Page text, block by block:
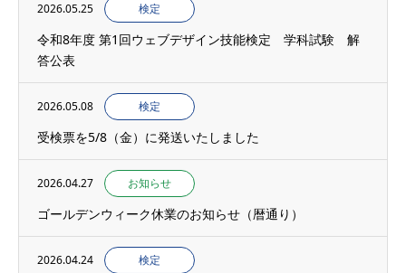
2026.05.25 検定
令和8年度 第1回ウェブデザイン技能検定 学科試験 解
答公表
2026.05.08 検定
受検票を5/8（金）に発送いたしました
2026.04.27 お知らせ
ゴールデンウィーク休業のお知らせ（暦通り）
2026.04.24 検定